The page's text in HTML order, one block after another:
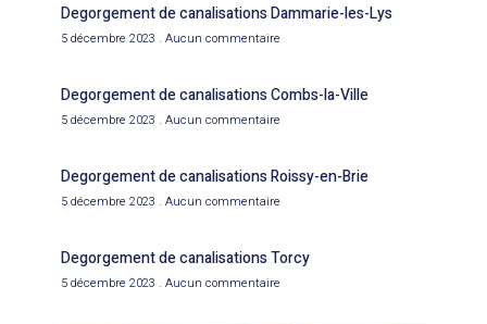
Degorgement de canalisations Dammarie-les-Lys
5 décembre 2023 Aucun commentaire
Degorgement de canalisations Combs-la-Ville
5 décembre 2023 Aucun commentaire
Degorgement de canalisations Roissy-en-Brie
5 décembre 2023 Aucun commentaire
Degorgement de canalisations Torcy
5 décembre 2023 Aucun commentaire